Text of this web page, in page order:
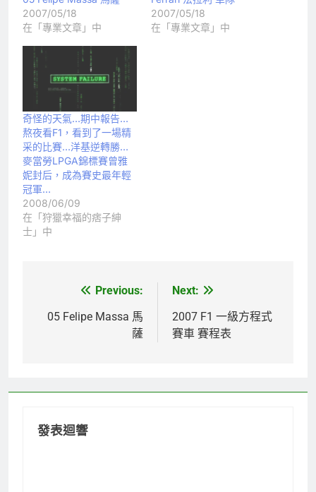
2007/05/18
在「專業文章」中
2007/05/18
在「專業文章」中
奇怪的天氣…期中報告…
熬夜看F1，看到了一場精
采的比賽…洋基逆轉勝…
麥當勞LPGA錦標賽曾雅
妮封后，成為賽史最年輕
冠軍…
2008/06/09
在「狩獵幸福的痞子紳
士」中
章
Previous:
05 Felipe Massa 馬
薩
Next:
2007 F1 一級方程式
賽車 賽程表
發表迴響